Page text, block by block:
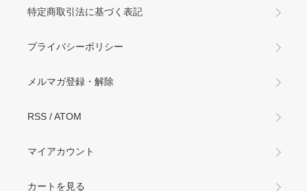
特定商取引法に基づく表記
プライバシーポリシー
メルマガ登録・解除
RSS /ATOM
マイアカウント
カートを見る